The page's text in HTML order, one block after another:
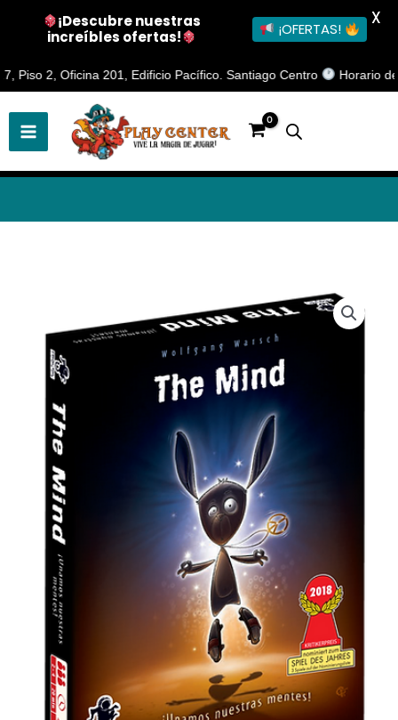
2, Oficina 201, Edificio Pacífico. Santiago Centro Horario de
Ir
al
contenido
¡Descubre nuestras
increíbles ofertas!
¡OFERTAS!
X